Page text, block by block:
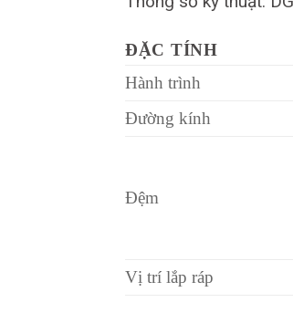
ĐẶC TÍNH
Hành trình
Đường kính
Đệm
Vị trí lắp ráp